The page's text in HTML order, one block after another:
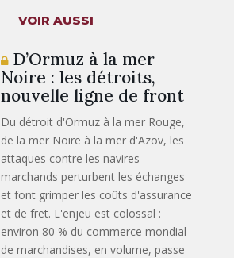
VOIR AUSSI
D’Ormuz à la mer
Noire : les détroits,
nouvelle ligne de front
Du détroit d'Ormuz à la mer Rouge,
de la mer Noire à la mer d'Azov, les
attaques contre les navires
marchands perturbent les échanges
et font grimper les coûts d'assurance
et de fret. L'enjeu est colossal :
environ 80 % du commerce mondial
de marchandises, en volume, passe